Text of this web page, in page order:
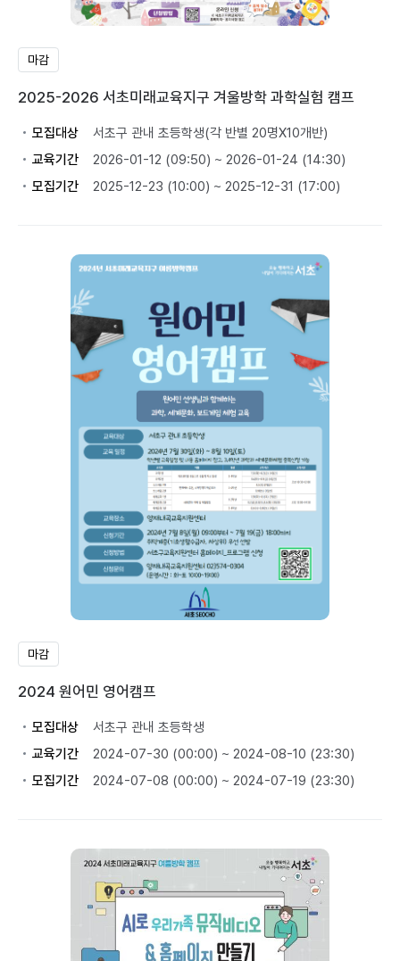
마감
2025-2026 서초미래교육지구 겨울방학 과학실험 캠프
모집대상
서초구 관내 초등학생(각 반별 20명X10개반)
교육기간
2026-01-12 (09:50) ~ 2026-01-24 (14:30)
모집기간
2025-12-23 (10:00) ~ 2025-12-31 (17:00)
마감
2024 원어민 영어캠프
모집대상
서초구 관내 초등학생
교육기간
2024-07-30 (00:00) ~ 2024-08-10 (23:30)
모집기간
2024-07-08 (00:00) ~ 2024-07-19 (23:30)